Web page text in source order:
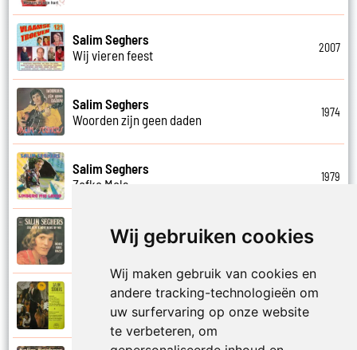
Wij gebruiken cookies
Wij maken gebruik van cookies en
andere tracking-technologieën om
uw surfervaring op onze website
te verbeteren, om
Salim Seghers
Wij vieren feest
2007
Salim Seghers
Woorden zijn geen daden
1974
Salim Seghers
Zefke Mols
1979
Salim Seghers
Zeg ben je echt boos op mij
Salim Seghers
Zeg me dan niet nee